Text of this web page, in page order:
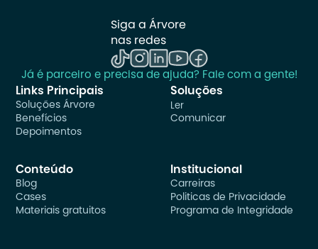
Siga a Árvore
nas redes
Já é parceiro e precisa de ajuda? Fale com a gente!
Links Principais
Soluções Árvore
Benefícios
Depoimentos
Soluções
Ler
Comunicar
Conteúdo
Blog
Cases
Materiais gratuitos
Institucional
Carreiras
Politicas de Privacidade
Programa de Integridade